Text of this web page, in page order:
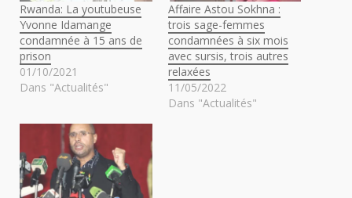
Rwanda: La youtubeuse
Yvonne Idamange
condamnée à 15 ans de
prison
01/10/2021
Dans "Actualités"
Affaire Astou Sokhna :
trois sage-femmes
condamnées à six mois
avec sursis, trois autres
relaxées
11/05/2022
Dans "Actualités"